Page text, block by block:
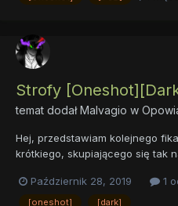
Strofy
temat dodałMalvagio w
Hej, przedstawiam kolejnego
krótkiego, skupiającego się tak
przy tej okazji fakt, że wciąż
Sombry, ale teraz będę robił
Październik 28, 2019 1
[oneshot] [dark]